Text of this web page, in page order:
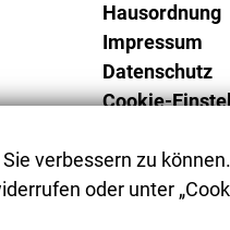
verbessern zu
oder unter
Hausordnung
Impressum
Datenschutz
Cookie-
Barriere